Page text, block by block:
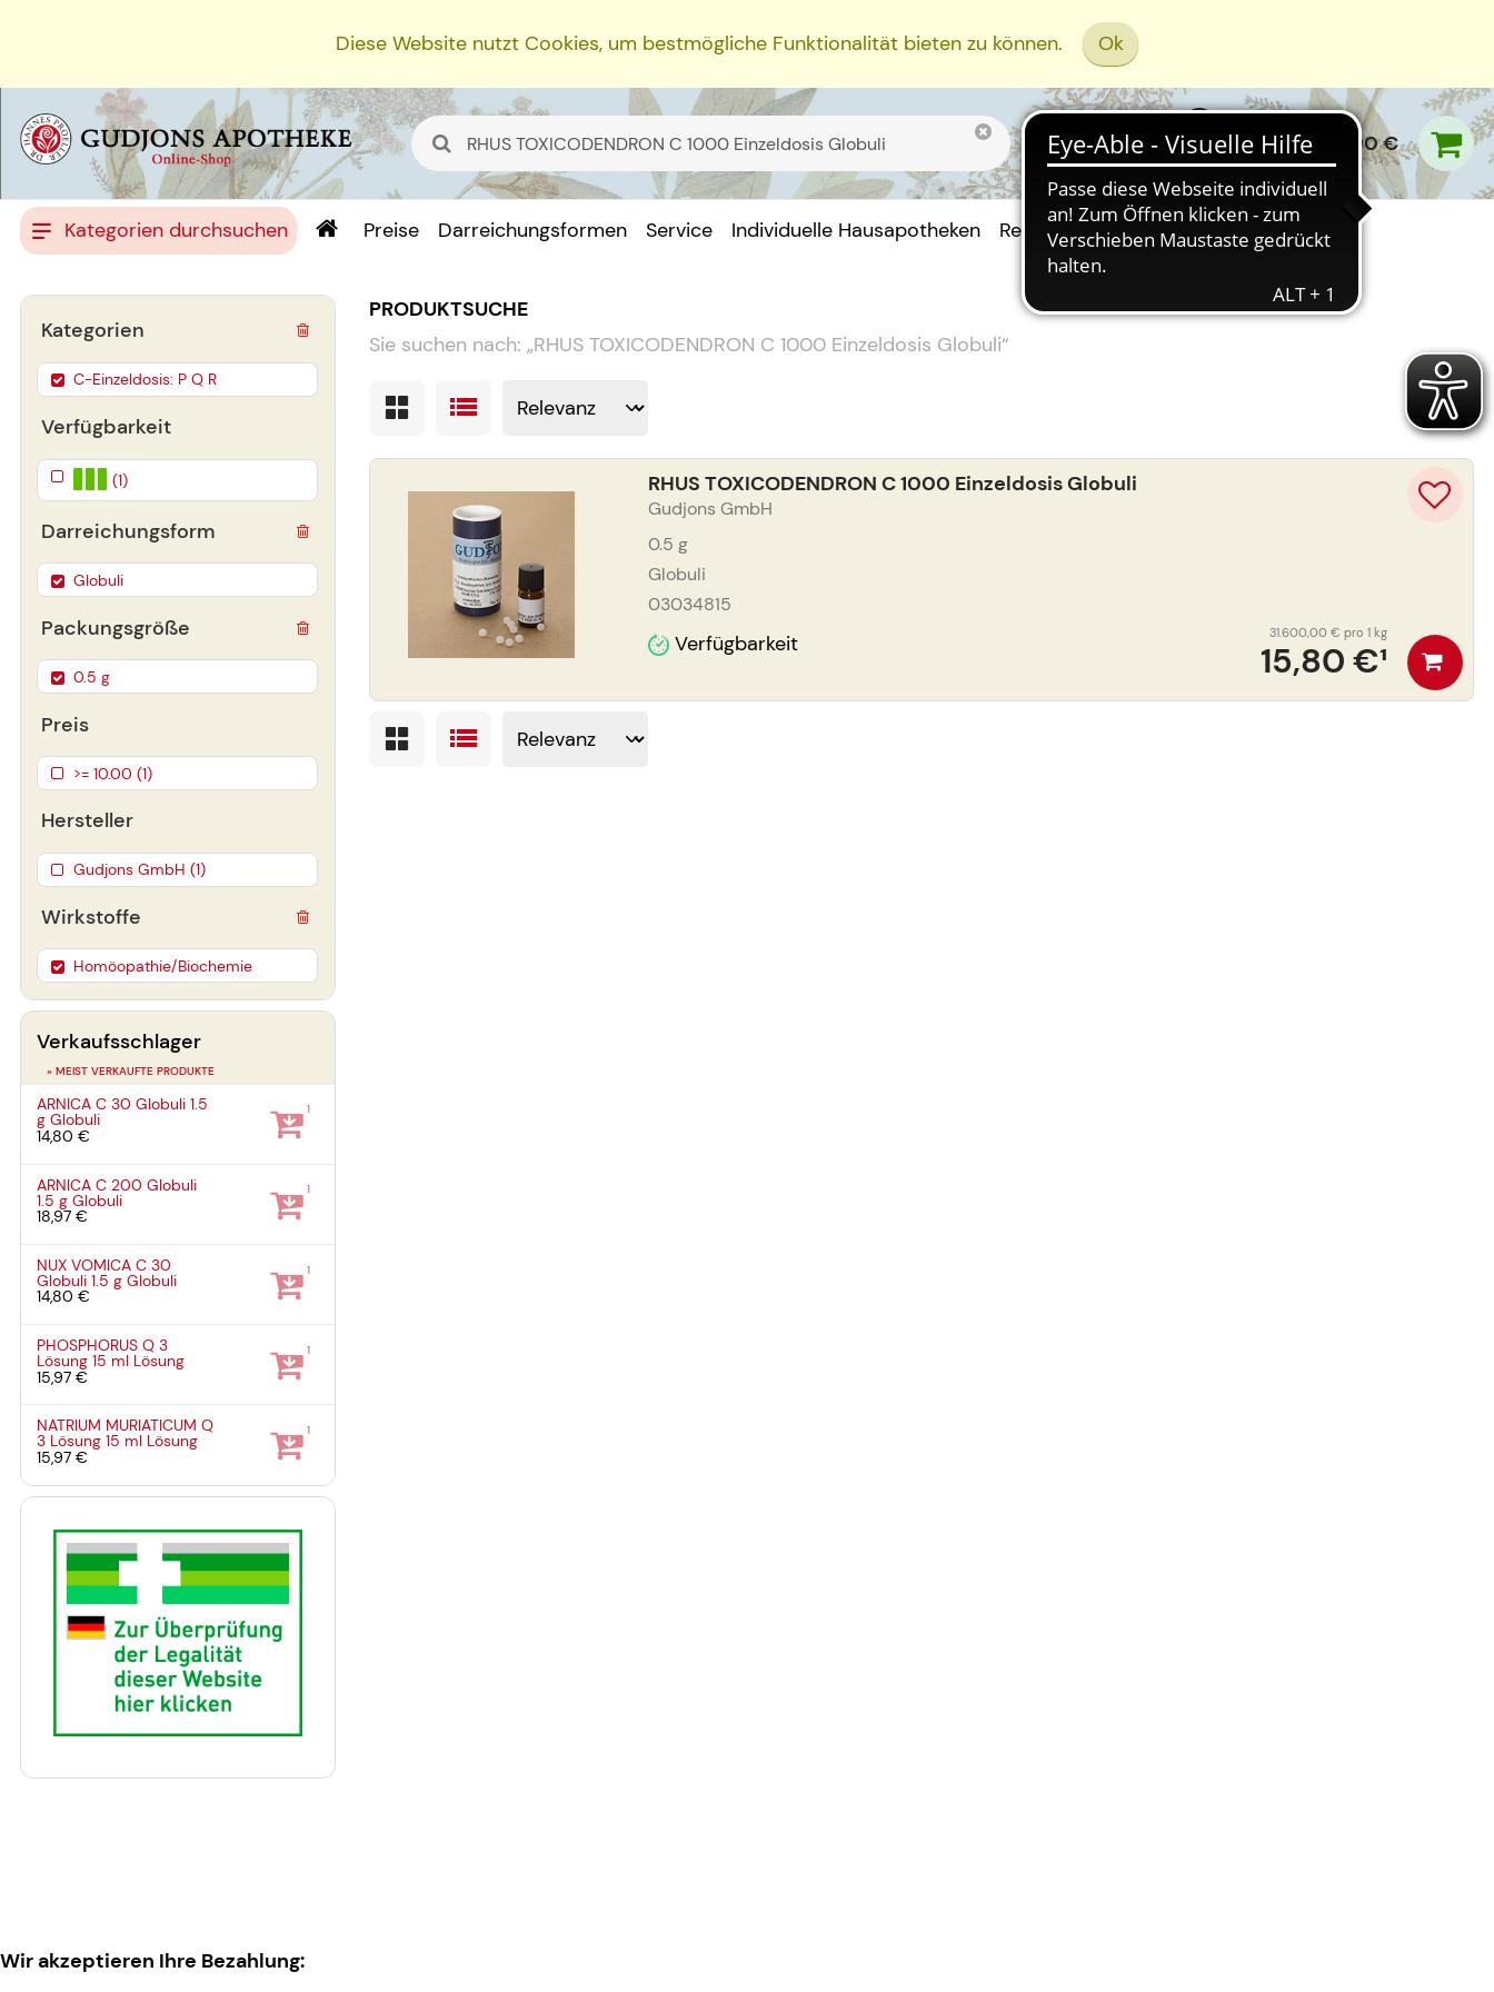
Diese Website nutzt Cookies, um bestmögliche Funktionalität bieten zu können. Ok
0,00 €
Kategorien durchsuchen Preise Darreichungsformen Service Individuelle Hausapotheken Rezept Einreichen
PRODUKTSUCHE
Sie suchen nach: „RHUS TOXICODENDRON C 1000 Einzeldosis Globuli“
RHUS TOXICODENDRON C 1000 Einzeldosis Globuli
Gudjons GmbH
0.5 g
Globuli
03034815
Verfügbarkeit 15,80 €¹
31.600,00 € pro 1 kg
Verfügbarkeit
(1)
Darreichungsform
Globuli
Packungsgröße
0.5 g
Preis
>= 10.00 (1)
Hersteller
Gudjons GmbH (1)
Wirkstoffe
Homöopathie/Biochemie
Kategorien
C-Einzeldosis: P Q R
Verkaufsschlager
» MEIST VERKAUFTE PRODUKTE
ARNICA C 30 Globuli1.5
gGlobuli
14,80 €
1
ARNICA C 200 Globuli
1.5 gGlobuli
18,97 €
1
NUX VOMICA C 30
Globuli1.5 gGlobuli
14,80 €
1
PHOSPHORUS Q 3
Lösung15 ml Lösung
15,97 €
1
NATRIUM MURIATICUM Q
3 Lösung15 ml Lösung
15,97 €
1
Wir akzeptieren Ihre Bezahlung: